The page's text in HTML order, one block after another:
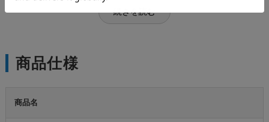
続きを読む
商品仕様
商品名